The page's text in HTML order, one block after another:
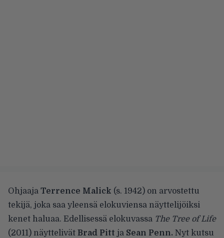
Ohjaaja Terrence Malick (s. 1942) on arvostettu
tekijä, joka saa yleensä elokuviensa näyttelijöiksi
kenet haluaa. Edellisessä elokuvassa The Tree of Life
(2011) näyttelivät Brad Pitt ja Sean Penn. Nyt kutsu